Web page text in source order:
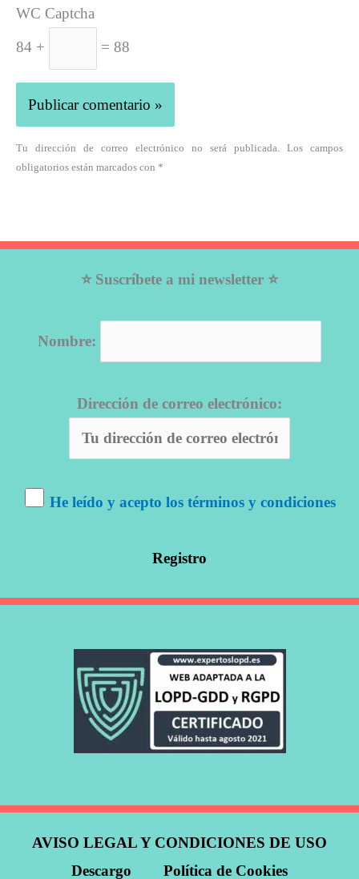
WC Captcha
84 +
= 88
Tu dirección de correo electrónico no será publicada. Los campos
obligatorios están marcados con *
⭐ Suscríbete a mi newsletter ⭐
Nombre:
Dirección de correo electrónico:
He leído y acepto los términos y condiciones
AVISO LEGAL Y CONDICIONES DE USO
Descargo
Política de Cookies